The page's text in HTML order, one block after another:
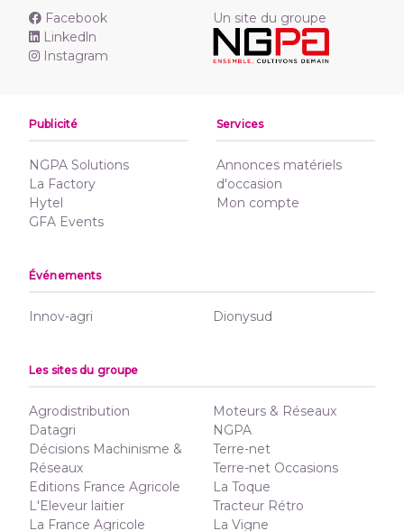
Facebook
Linkedln
Instagram
Un site du groupe
Publicité
NGPA Solutions
La Factory
Hytel
GFA Events
Services
Annonces matériels
d'occasion
Mon compte
Événements
Innov-agri Dionysud
Les sites du groupe
Agrodistribution
Datagri
Décisions Machinisme &
Réseaux
Editions France Agricole
L'Eleveur laitier
La France Agricole
Moteurs & Réseaux
NGPA
Terre-net
Terre-net Occasions
La Toque
Tracteur Rétro
La Vigne